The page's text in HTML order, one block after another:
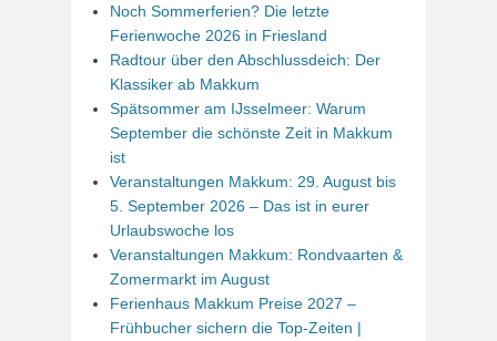
Noch Sommerferien? Die letzte
Ferienwoche 2026 in Friesland
Radtour über den Abschlussdeich: Der
Klassiker ab Makkum
Spätsommer am IJsselmeer: Warum
September die schönste Zeit in Makkum
ist
Veranstaltungen Makkum: 29. August bis
5. September 2026 – Das ist in eurer
Urlaubswoche los
Veranstaltungen Makkum: Rondvaarten &
Zomermarkt im August
Ferienhaus Makkum Preise 2027 –
Frühbucher sichern die Top-Zeiten |